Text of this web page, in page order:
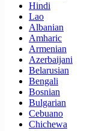
Hindi
Lao
Albanian
Amharic
Armenian
Azerbaijani
Belarusian
Bengali
Bosnian
Bulgarian
Cebuano
Chichewa